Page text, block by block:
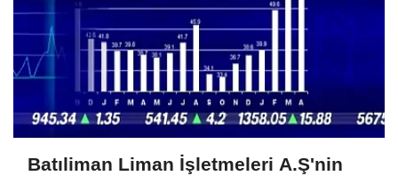
Batıliman Liman İşletmeleri A.Ş'nin